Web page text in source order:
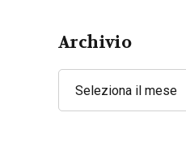
Archivio
Seleziona il mese